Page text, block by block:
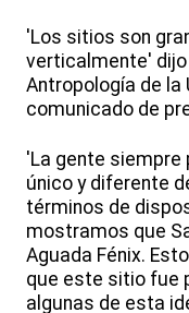
'Los sitios son
verticalmente'
Antropología de la
comunicado de
'La gente siempre
único y diferente
términos de
mostramos que
Aguada Fénix.
que este sitio fue
algunas de esta